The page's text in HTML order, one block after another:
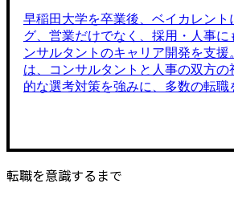
早稲田大学を卒業後、ベイカレント
グ、営業だけでなく、採用・人事に
ンサルタントのキャリア開発を支援
は、コンサルタントと人事の双方
的な選考対策を強みに、多数の転職
転職を意識するまで